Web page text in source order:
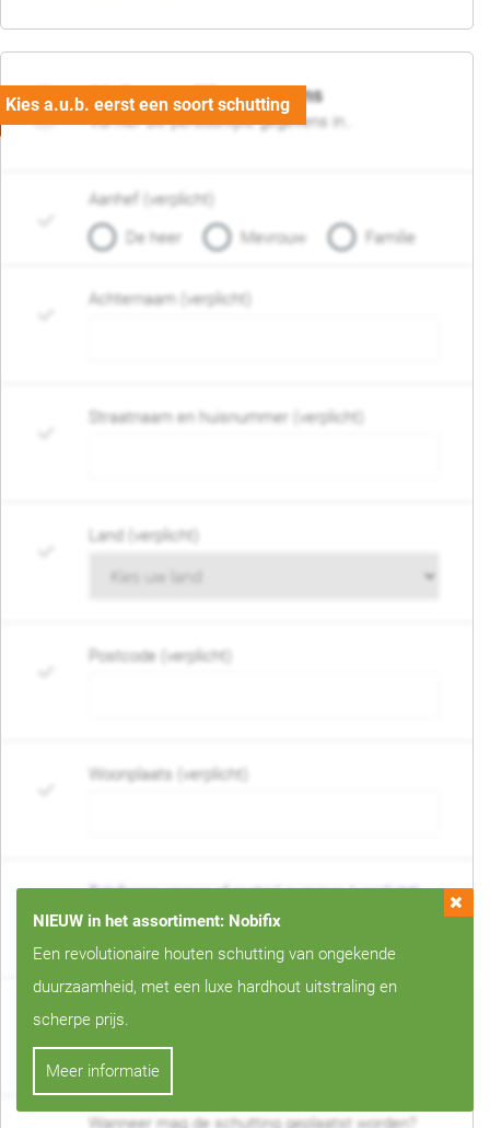
06. Persoonlijke gegevens
Vul hier uw persoonlijke gegevens in..
Aanhef (verplicht)
De heer
Mevrouw Familie
Achternaam (verplicht)
Straatnaam en huisnummer (verplicht)
Land (verplicht)
Postcode (verplicht)
Woonplaats (verplicht)
Telefoonnummer of mobiel nummer (verplicht)
E-mail adres (verplicht)
Wanneer mag de schutting geplaatst worden?
NIEUW in het assortiment: Nobifix
Een revolutionaire houten schutting van ongekende
duurzaamheid, met een luxe hardhout uitstraling en
scherpe prijs.
Meer informatie